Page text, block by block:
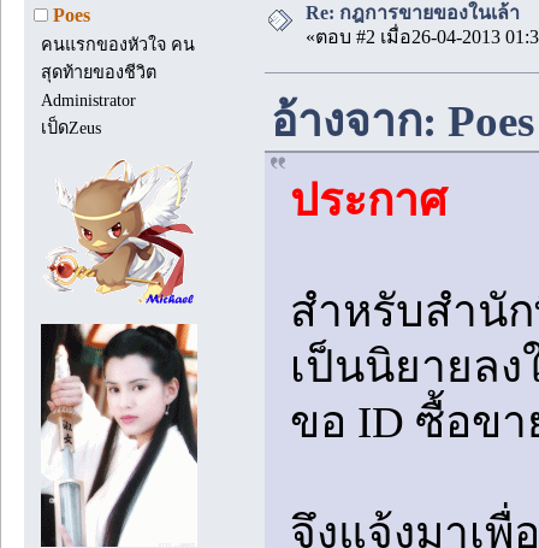
Poes
คนแรกของหัวใจ คน
สุดท้ายของชีวิต
Administrator
เป็ดZeus
Re: กฎการขายของในเล้า
«ตอบ #2 เมื่อ26-04-2013
อ้างจาก:
ประกาศ
สำหรับสำนั
เป็นนิยายลง
ขอ ID ซื้อขา
จึงแจ้งมาเพื่